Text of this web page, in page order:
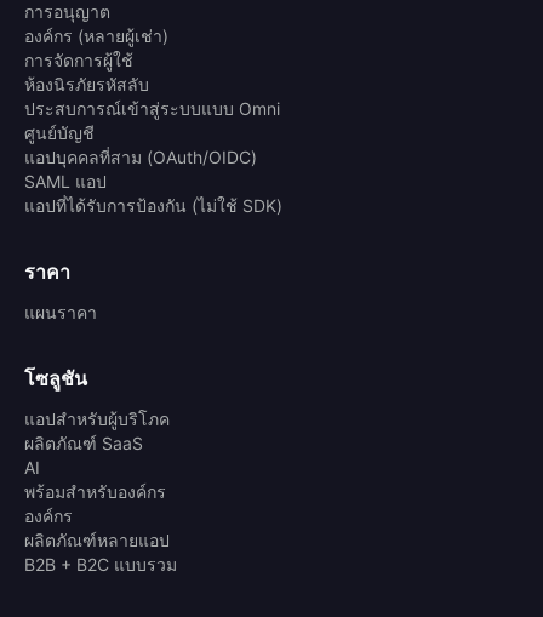
การอนุญาต
องค์กร (หลายผู้เช่า)
การจัดการผู้ใช้
ห้องนิรภัยรหัสลับ
ประสบการณ์เข้าสู่ระบบแบบ Omni
ศูนย์บัญชี
แอปบุคคลที่สาม (OAuth/OIDC)
SAML แอป
แอปที่ได้รับการป้องกัน (ไม่ใช้ SDK)
ราคา
แผนราคา
โซลูชัน
แอปสำหรับผู้บริโภค
ผลิตภัณฑ์ SaaS
AI
พร้อมสำหรับองค์กร
องค์กร
ผลิตภัณฑ์หลายแอป
B2B + B2C แบบรวม